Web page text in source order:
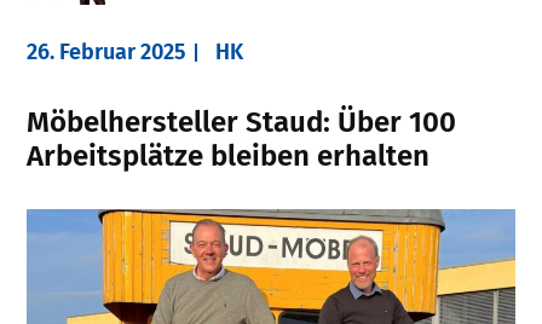
26. Februar 2025 HK
Möbelhersteller Staud: Über 100
Arbeitsplätze bleiben erhalten